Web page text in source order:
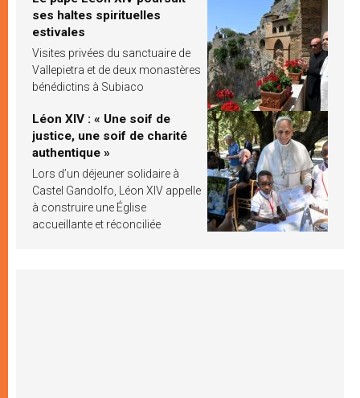
ses haltes spirituelles
estivales
Visites privées du sanctuaire de
Vallepietra et de deux monastères
bénédictins à Subiaco
Léon XIV : « Une soif de
justice, une soif de charité
authentique »
Lors d’un déjeuner solidaire à
Castel Gandolfo, Léon XIV appelle
à construire une Église
accueillante et réconciliée